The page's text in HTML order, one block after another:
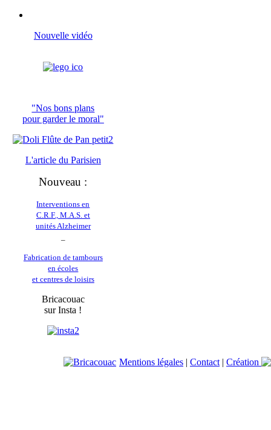
Nouvelle vidéo
"Nos bons plans
pour garder le moral"
L'article du Parisien
Nouveau :
Interventions en
C.R.F., M.A.S. et
unités Alzheimer
Fabrication de tambours
en écoles
et centres de loisirs
Bricacouac
sur Insta !
Mentions légales | Contact | Création